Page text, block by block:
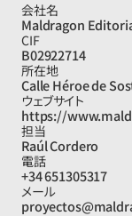
会社名
Maldragon
CIF
B02922714
所在地
Calle Héroe de
ウェブサイト
https://
担当
Raúl Cordero
電話
+34 651305317
メール